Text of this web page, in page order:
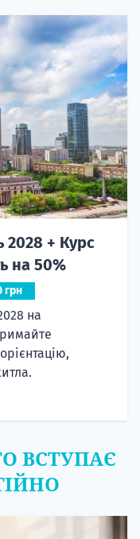
2028 + Курс
на 50%
грн
на
ВСТУПАЄ